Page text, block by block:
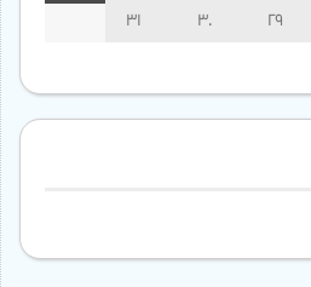
29
30
31